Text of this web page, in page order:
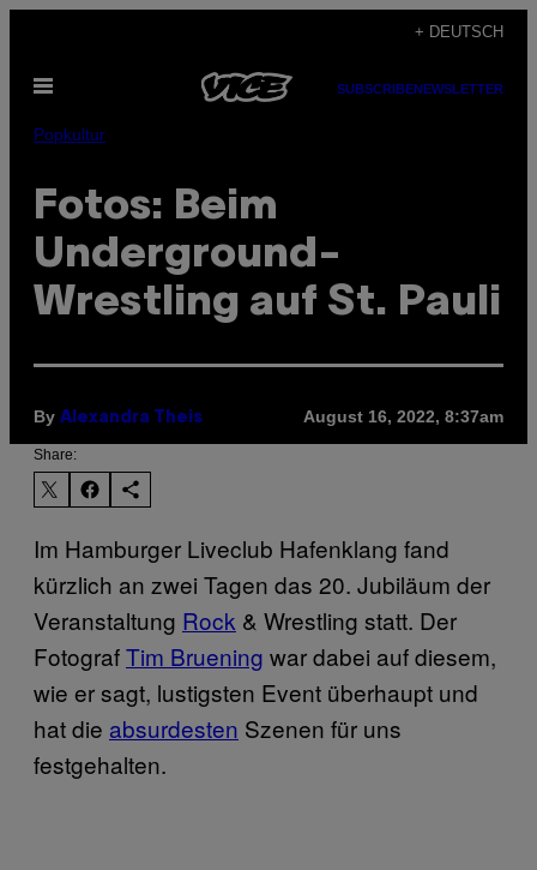
content
+ DEUTSCH
Open
SUBSCRIBENEWSLETTER
Popkultur
Fotos: Beim
Underground-
Wrestling auf St. Pauli
By Alexandra Theis August 16, 2022, 8:37am
Share:
Im Hamburger Liveclub Hafenklang fand
kürzlich an zwei Tagen das 20. Jubiläum der
Veranstaltung Rock & Wrestling statt. Der
FotografTim Bruening war dabei auf diesem,
wie er sagt, lustigsten Event überhaupt und
hat die absurdesten Szenen für uns
festgehalten.